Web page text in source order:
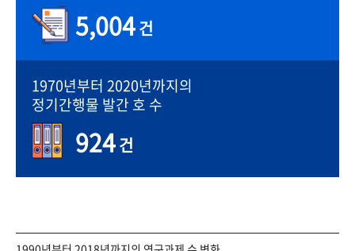
5,004건
1970년부터 2020년까지의
정기간행물 발간 호 수
924건